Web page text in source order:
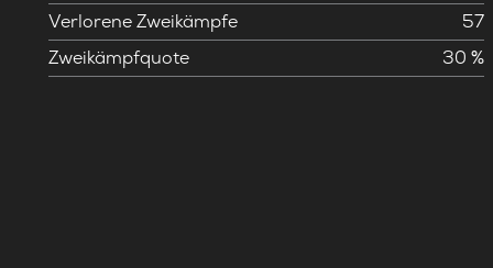
Verlorene Zweikämpfe
57
Zweikämpfquote
30 %